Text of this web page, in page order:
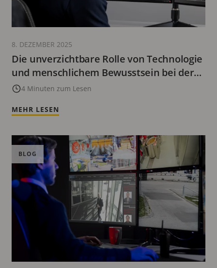
Die unverzichtbare Rolle von Technologie
und menschlichem Bewusstsein bei der
Bildverifikation
4 Minuten zum Lesen
8. DEZEMBER 2025
MEHR LESEN
BLOG